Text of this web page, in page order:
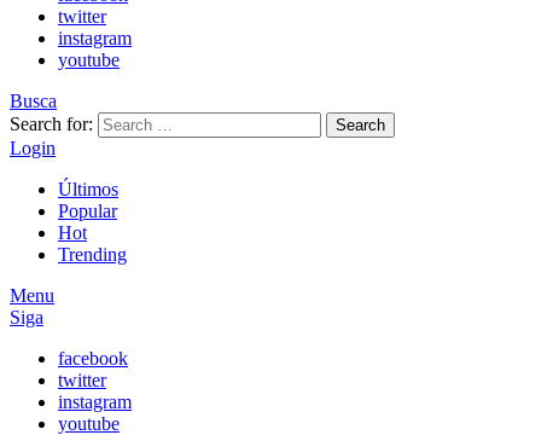
twitter
instagram
youtube
Busca
Search for:
Search
Login
Últimos
Popular
Hot
Trending
Menu
Siga
facebook
twitter
instagram
youtube